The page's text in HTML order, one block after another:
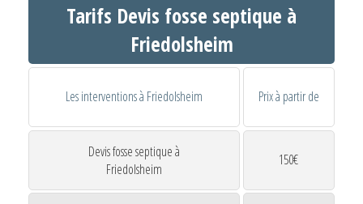
Tarifs Devis fosse septique à
Friedolsheim
Les interventions à Friedolsheim Prix à partir de
Devis fosse septique à
Friedolsheim
150€